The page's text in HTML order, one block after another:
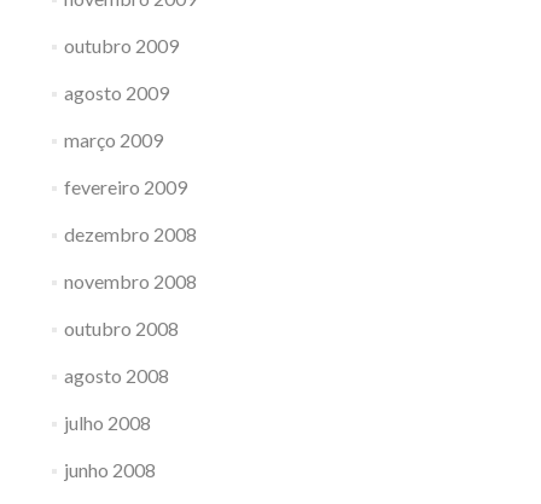
outubro 2009
agosto 2009
março 2009
fevereiro 2009
dezembro 2008
novembro 2008
outubro 2008
agosto 2008
julho 2008
junho 2008